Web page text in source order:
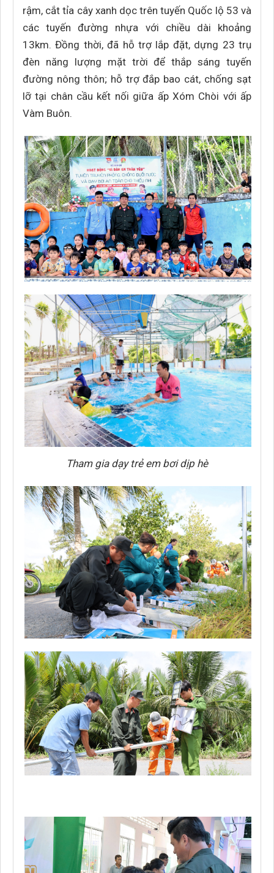
rậm, cắt tỉa cây xanh dọc trên tuyến Quốc lộ 53 và
các tuyến đường nhựa với chiều dài khoảng
13km. Đồng thời, đã hỗ trợ lắp đặt, dựng 23 trụ
đèn năng lượng mặt trời để thắp sáng tuyến
đường nông thôn; hỗ trợ đắp bao cát, chống sạt
lỡ tại chân cầu kết nối giữa ấp Xóm Chòi với ấp
Vàm Buôn.
Tham gia dạy trẻ em bơi dịp hè